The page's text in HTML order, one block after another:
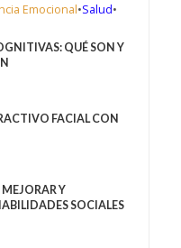
Emocional•Salud•
QUÉ SON Y
FACIAL CON
Y
SOCIALES